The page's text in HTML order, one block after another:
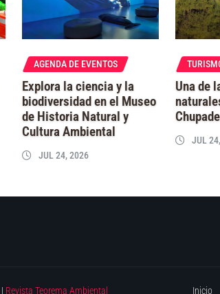
AGENDA DE EVENTOS
Explora la ciencia y la
biodiversidad en el Museo
de Historia Natural y
Cultura Ambiental
JUL 24, 2026
Una de
JUL
| Revista Teorema Ambiental Inicio